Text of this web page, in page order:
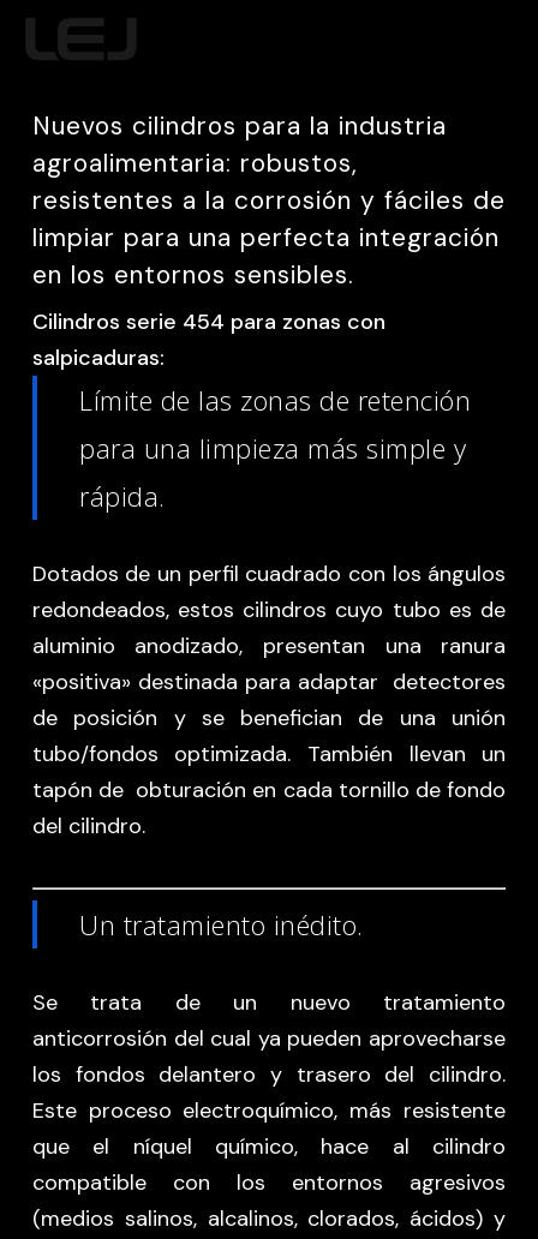
Skip
content
Nuevos cilindros para la industria
agroalimentaria: robustos,
resistentes a la corrosión y fáciles de
limpiar para una perfecta integración
en los entornos sensibles.
Cilindros serie 454 para zonas con
salpicaduras:
Límite de las zonas de retención
para una limpieza más simple y
rápida.
Dotados de un perfil cuadrado con los ángulos
redondeados, estos cilindros cuyo tubo es de
aluminio anodizado, presentan una ranura
«positiva» destinada para adaptar detectores
de posición y se benefician de una unión
tubo/fondos optimizada. También llevan un
tapón de obturación en cada tornillo de fondo
del cilindro.
Un tratamiento inédito.
Se trata de un nuevo tratamiento
anticorrosión del cual ya pueden aprovecharse
los fondos delantero y trasero del cilindro.
Este proceso electroquímico, más resistente
que el níquel químico, hace al cilindro
compatible con los entornos agresivos
(medios salinos, alcalinos, clorados, ácidos) y